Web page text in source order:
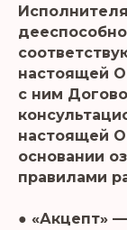
настоящей
с ним
настоящей
основании
правилами
● «Акцепт»